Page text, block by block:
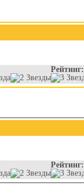
Рейтинг:
Рейтинг: